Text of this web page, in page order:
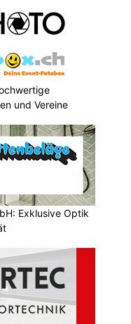
und Vereine
Exklusive Optik